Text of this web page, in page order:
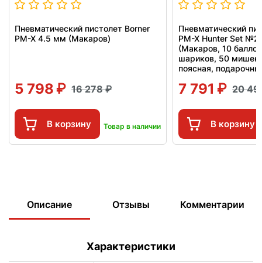
Пневматический пистолет Borner
PM-X 4.5 мм (Макаров)
5 798 16 278
В корзину Товар в наличии
Пневматический
PM-X Hunter Set
(Макаров, 10
шариков, 50
поясная,
7 791 20
В корзину
Описание Отзывы Комментарии
Характеристики